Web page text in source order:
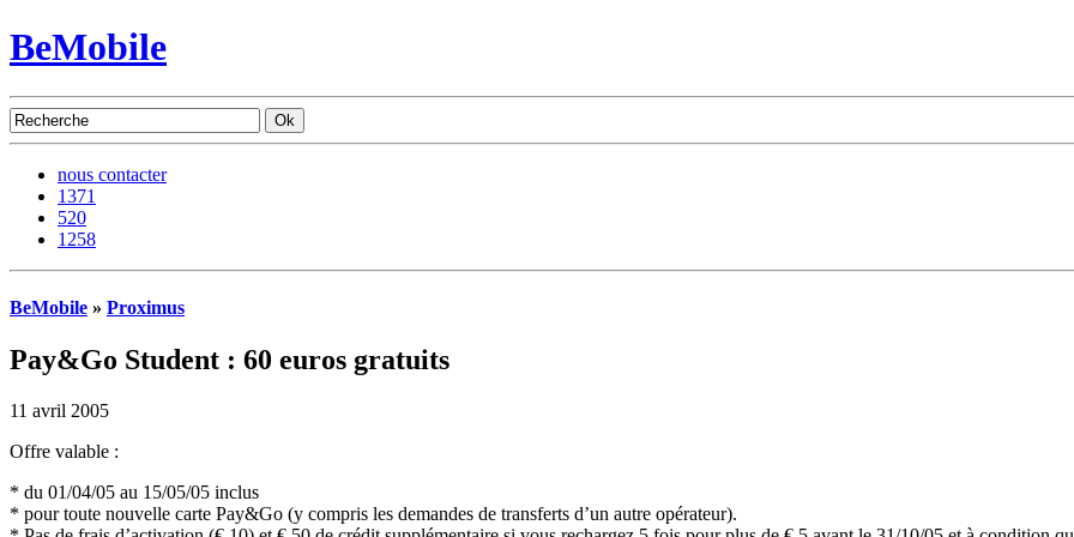
BeMobile
nous contacter
1371
520
1258
BeMobile » Proximus
Pay&Go Student : 60 euros gratuits
11 avril 2005
Offre valable :
* du 01/04/05 au 15/05/05 inclus
* pour toute nouvelle carte Pay&Go (y compris les demandes de transferts d’un autre opérateur).